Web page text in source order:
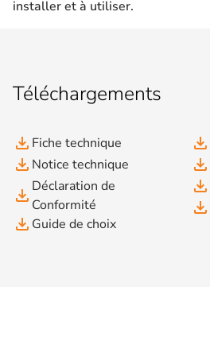
installer et à utiliser.
Téléchargements
file_download Fiche technique
file_download Notice technique
file_download Déclaration de
Conformité
file_download Guide de choix
file_download
file_download
file_download
file_download